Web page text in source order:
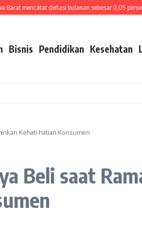
deflasi bulanan sebesar 0,05 persen pada
Bisnis Pendidikan Kesehatan
Kehati-hatian Konsumen
Beli saat